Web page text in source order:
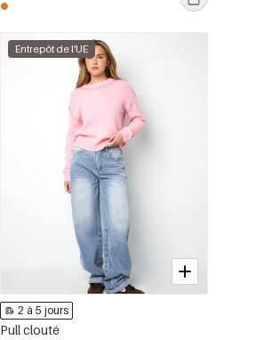
Entrepôt de l'UE
2 à 5 jours
Pull clouté